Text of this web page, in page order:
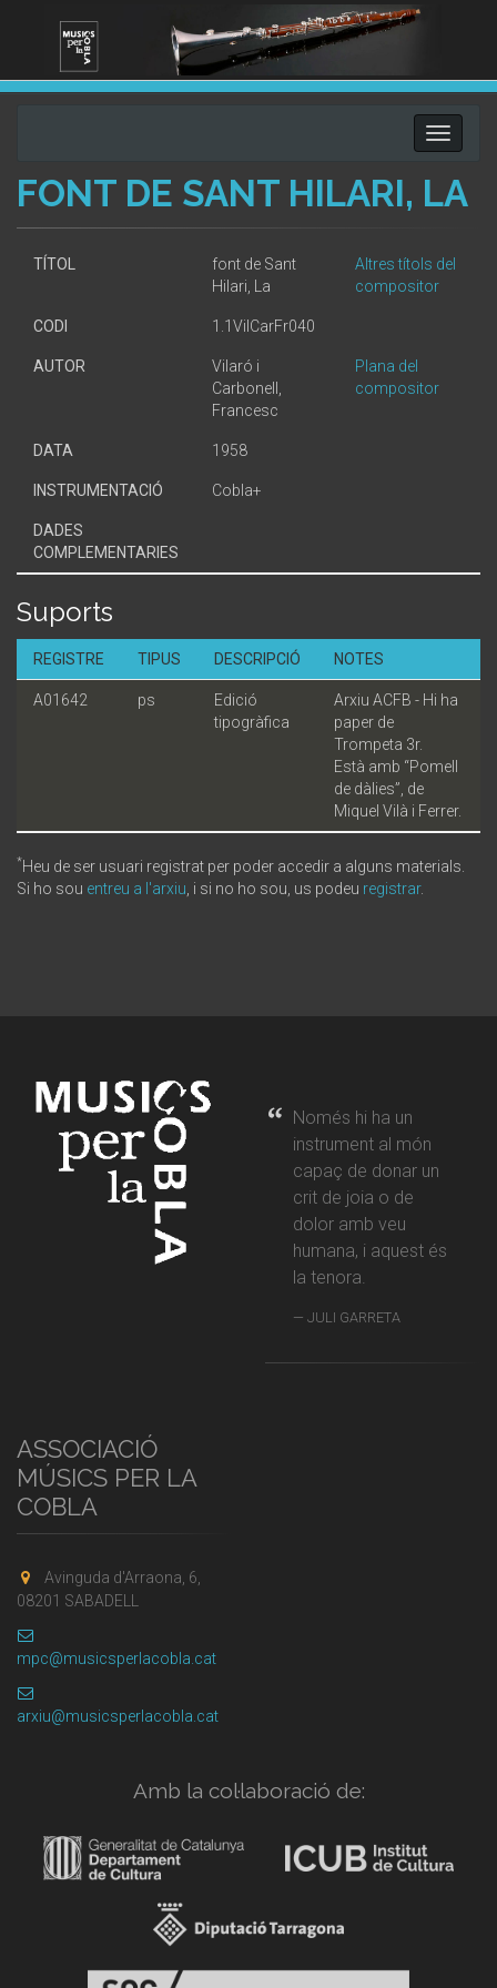
Toggle
FONT DE SANT HILARI, LA
TÍTOL
font de Sant
Hilari, La
Altres títols del
compositor
CODI 1.1VilCarFr040
AUTOR
Vilaró i
Carbonell,
Francesc
Plana del
compositor
DATA 1958
INSTRUMENTACIÓ Cobla+
DADES
COMPLEMENTARIES
Suports
REGISTRE TIPUS DESCRIPCIÓ NOTES
A01642 ps
Edició
tipogràfica
Arxiu ACFB - Hi ha
paper de
Trompeta 3r.
Està amb “Pomell
de dàlies”, de
Miquel Vilà i Ferrer.
*Heu de ser usuari registrat per poder accedir a alguns materials.
Si ho sou entreu a l'arxiu , i si no ho sou, us podeu registrar.
Només hi ha un
instrument al món
capaç de donar un
crit de joia o de
dolor amb veu
humana, i aquest és
la tenora.
JULI GARRETA
ASSOCIACIÓ
MÚSICS PER LA
COBLA
Avinguda d'Arraona, 6,
08201 SABADELL
mpc@musicsperlacobla.cat
arxiu@musicsperlacobla.cat
Amb la col·laboració de: